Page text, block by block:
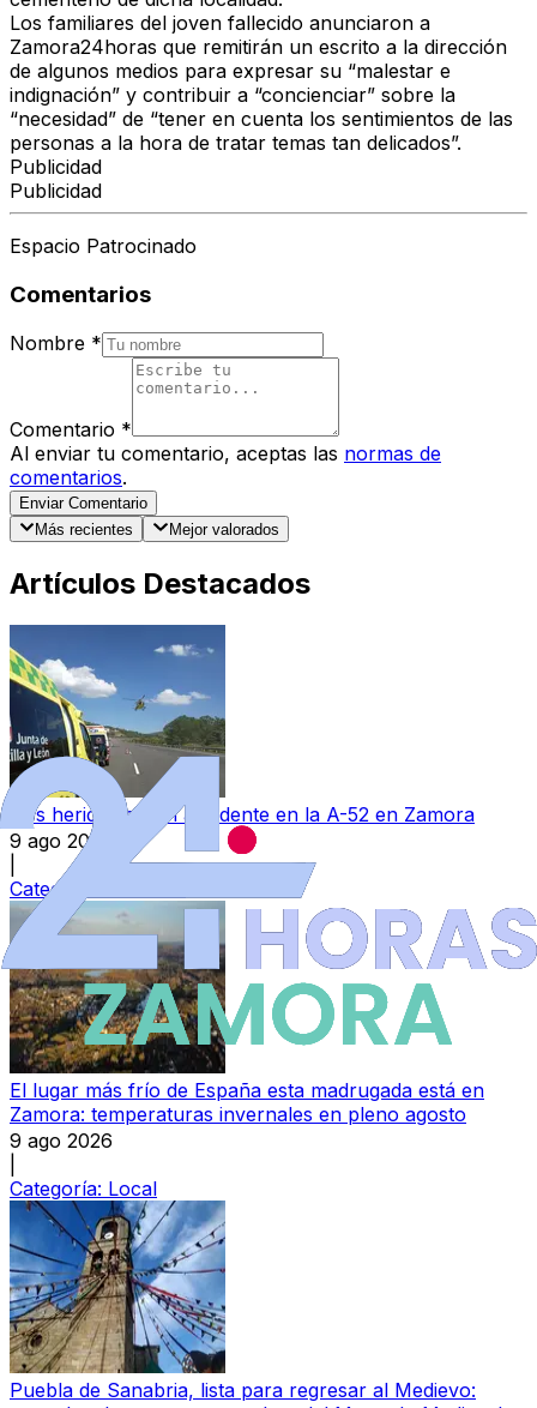
Los familiares del joven fallecido anunciaron a
Zamora24horas que remitirán un escrito a la dirección
de algunos medios para expresar su “malestar e
indignación” y contribuir a “concienciar” sobre la
“necesidad” de “tener en cuenta los sentimientos de las
personas a la hora de tratar temas tan delicados”.
Publicidad
Publicidad
Espacio Patrocinado
Comentarios
Nombre *
Comentario *
Al enviar tu comentario, aceptas las normas de
comentarios.
Enviar Comentario
Más recientes
Mejor valorados
Artículos Destacados
Dos heridos en un accidente en la A-52 en Zamora
9 ago 2026
Categoría:
El lugar más frío de España esta madrugada está en
Zamora: temperaturas invernales en pleno agosto
9 ago 2026
Categoría: Local
Puebla de Sanabria, lista para regresar al Medievo: